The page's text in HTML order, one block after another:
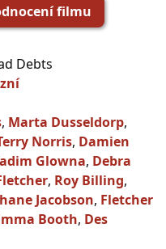
filmu
Debts
, Marta Dusseldorp,
Norris, Damien
Glowna, Debra
, Roy Billing,
Jacobson, Fletcher
Booth, Des